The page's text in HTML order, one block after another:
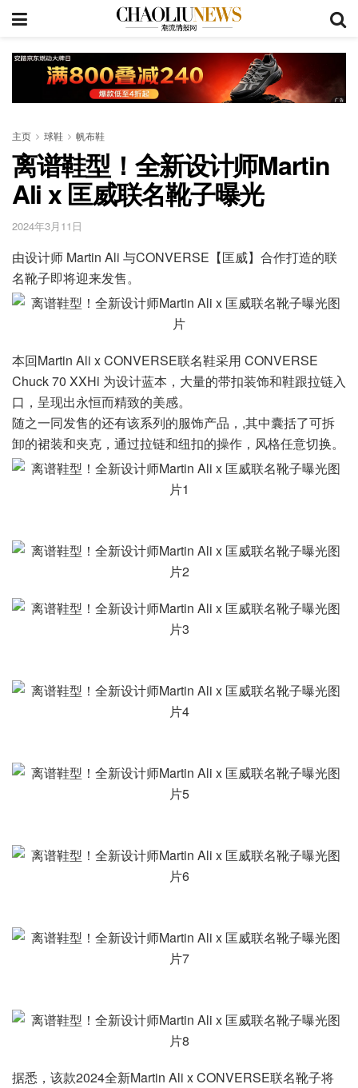
主页 球鞋 帆布鞋
离谱鞋型！全新设计师Martin
Ali x 匡威联名靴子曝光
2024年3月11日
由设计师 Martin Ali 与CONVERSE【匡威】合作打造的联
名靴子即将迎来发售。
本回Martin Ali x CONVERSE联名鞋采用 CONVERSE
Chuck 70 XXHi 为设计蓝本，大量的带扣装饰和鞋跟拉链入
口，呈现出永恒而精致的美感。
随之一同发售的还有该系列的服饰产品，,其中囊括了可拆
卸的裙装和夹克，通过拉链和纽扣的操作，风格任意切换。
据悉，该款2024全新Martin Ali x CONVERSE联名靴子将